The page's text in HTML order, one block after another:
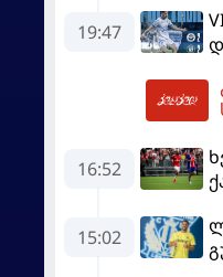
19:47
16:52
15:02